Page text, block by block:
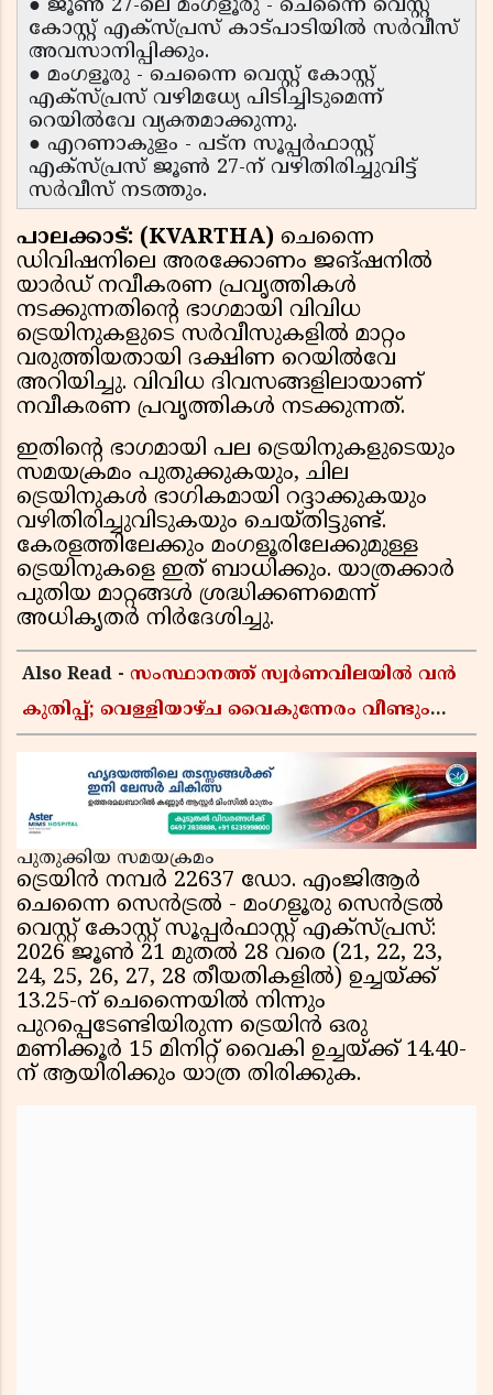
● ജൂൺ 27-ലെ മംഗളൂരു - ചെന്നൈ വെസ്റ്റ്
കോസ്റ്റ് എക്സ്പ്രസ് കാട്പാടിയിൽ സർവീസ്
അവസാനിപ്പിക്കും.
● മംഗളൂരു - ചെന്നൈ വെസ്റ്റ് കോസ്റ്റ്
എക്സ്പ്രസ് വഴിമധ്യേ പിടിച്ചിടുമെന്ന്
റെയിൽവേ വ്യക്തമാക്കുന്നു.
● എറണാകുളം - പട്ന സൂപ്പർഫാസ്റ്റ്
എക്സ്പ്രസ് ജൂൺ 27-ന് വഴിതിരിച്ചുവിട്ട്
സർവീസ് നടത്തും.
പാലക്കാട്: (KVARTHA) ചെന്നൈ
ഡിവിഷനിലെ അരക്കോണം ജങ്ഷനിൽ
യാർഡ് നവീകരണ പ്രവൃത്തികൾ
നടക്കുന്നതിൻ്റെ ഭാഗമായി വിവിധ
ട്രെയിനുകളുടെ സർവീസുകളിൽ മാറ്റം
വരുത്തിയതായി ദക്ഷിണ റെയിൽവേ
അറിയിച്ചു. വിവിധ ദിവസങ്ങളിലായാണ്
നവീകരണ പ്രവൃത്തികൾ നടക്കുന്നത്.
ഇതിൻ്റെ ഭാഗമായി പല ട്രെയിനുകളുടെയും
സമയക്രമം പുതുക്കുകയും, ചില
ട്രെയിനുകൾ ഭാഗികമായി റദ്ദാക്കുകയും
വഴിതിരിച്ചുവിടുകയും ചെയ്തിട്ടുണ്ട്.
കേരളത്തിലേക്കും മംഗളൂരിലേക്കുമുള്ള
ട്രെയിനുകളെ ഇത് ബാധിക്കും. യാത്രക്കാർ
പുതിയ മാറ്റങ്ങൾ ശ്രദ്ധിക്കണമെന്ന്
അധികൃതർ നിർദേശിച്ചു.
Also Read - സംസ്ഥാനത്ത് സ്വർണവിലയിൽ വൻ
കുതിപ്പ്; വെള്ളിയാഴ്ച വൈകുന്നേരം വീണ്ടും
പുതുക്കിയ സമയക്രമം
ട്രെയിൻ നമ്പർ 22637 ഡോ. എംജിആർ
ചെന്നൈ സെൻട്രൽ - മംഗളൂരു സെൻട്രൽ
വെസ്റ്റ് കോസ്റ്റ് സൂപ്പർഫാസ്റ്റ് എക്സ്പ്രസ്:
2026 ജൂൺ 21 മുതൽ 28 വരെ (21, 22, 23,
24, 25, 26, 27, 28 തീയതികളിൽ) ഉച്ചയ്ക്ക്
13.25-ന് ചെന്നൈയിൽ നിന്നും
പുറപ്പെടേണ്ടിയിരുന്ന ട്രെയിൻ ഒരു
മണിക്കൂർ 15 മിനിറ്റ് വൈകി ഉച്ചയ്ക്ക് 14.40-
ന് ആയിരിക്കും യാത്ര തിരിക്കുക.